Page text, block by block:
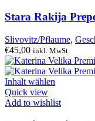
Stara Rakija
Slivovitz/Pflaume,
€45,00 inkl. MwSt.
Inhalt wählen
Quick view
Add to wishlist